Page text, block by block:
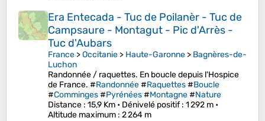
Era Entecada - Tuc de Poilanèr - Tuc de
Campsaure - Montagut - Pic d'Arrès -
Tuc d'Aubars
France >Occitanie > Haute-Garonne > Bagnères-de-
Luchon
Randonnée / raquettes. En boucle depuis l'Hospice
de France. #Randonnée#Raquettes#Boucle
#Comminges#Pyrénées#Montagne#Nature
Distance : 15,9 Km • Dénivelé positif: 1 292 m •
Altitude maximum : 2 264 m